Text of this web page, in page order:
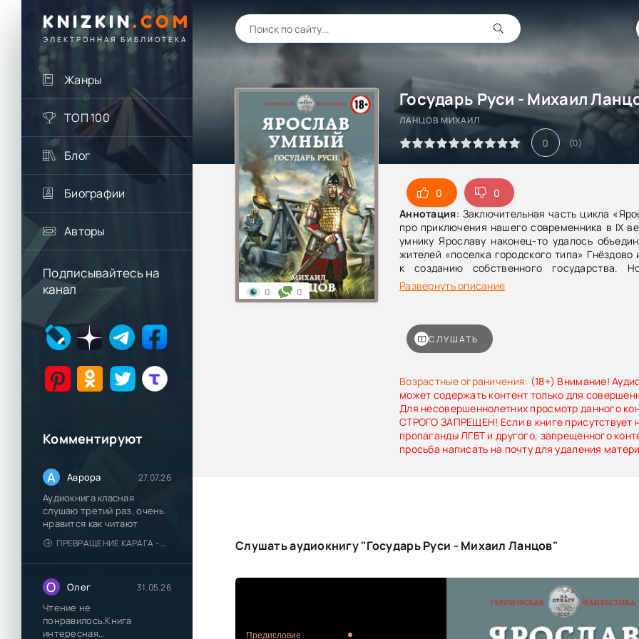
KNIZKIN. COM
ЭЛЕКТРОННАЯ БИБЛИОТЕКА
Жанры
ТОП 100
Блог
Биографии
Авторы
Подписывайтесь на
канал
Комментируют
А Аврора 27.07.26
Аудиокнига класная
слушаю третий раз, очень
нравится как читают
ПРЕВРАЩЕНИЕ КАРАГА - КАТЯ БРАНДИС
О Олег 31.05.26
Чтение не
понравилось.Книга
интересная...
Государь Руси - Михаил
ЛАНЦОВ МИХАИЛ
0 (0)
0
0
Аннотация: Заключительная часть цикла
про приключения нашего современника в IX
умнику Ярославу наконец-то удалось
жителей «поселка городского типа» Гнёздово
к созданию собственного государства.
высоком уровне игра становится
повышаются вчетверо! И теперь, чтобы
превентивные удары вдали от
безжалостно разорять чужие земли – чтобы
лет в тех местах не могла возникнуть угроза
блеск клинков его легиона!
Развернуть описание
Возрастные ограничения: (18+) Внимание!
может содержать контент только для
Для несовершеннолетних просмотр данного
СТРОГО ЗАПРЕЩЕН! Если в книге присутствует
пропаганды ЛГБТ и другого, запрещенного
просьба написать на почту для удаления
0 0
СЛУШАТЬ
Слушать аудиокнигу "Государь Руси - Михаил Ланцов"
Предисловие